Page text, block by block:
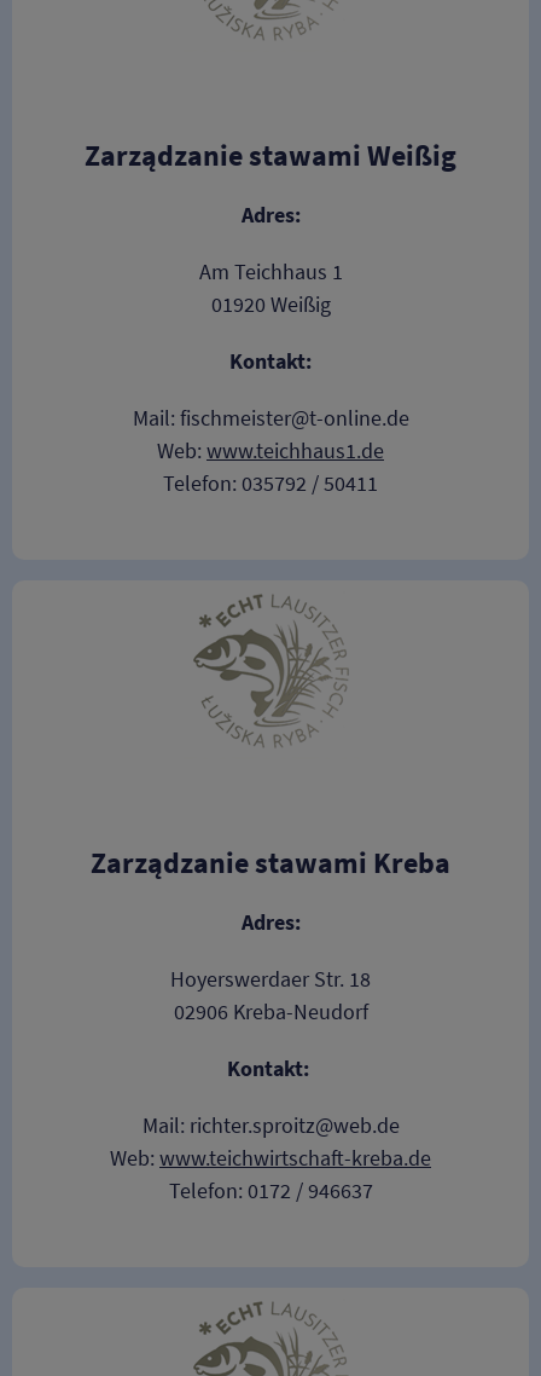
Zarządzanie stawami Weißig
Adres:
Am Teichhaus 1
01920 Weißig
Kontakt:
Mail: fischmeister@t-online.de
Web: www.teichhaus1.de
Telefon: 035792 / 50411
Zarządzanie stawami Kreba
Adres:
Hoyerswerdaer Str. 18
02906 Kreba-Neudorf
Kontakt:
Mail: richter.sproitz@web.de
Web: www.teichwirtschaft-kreba.de
Telefon: 0172 / 946637